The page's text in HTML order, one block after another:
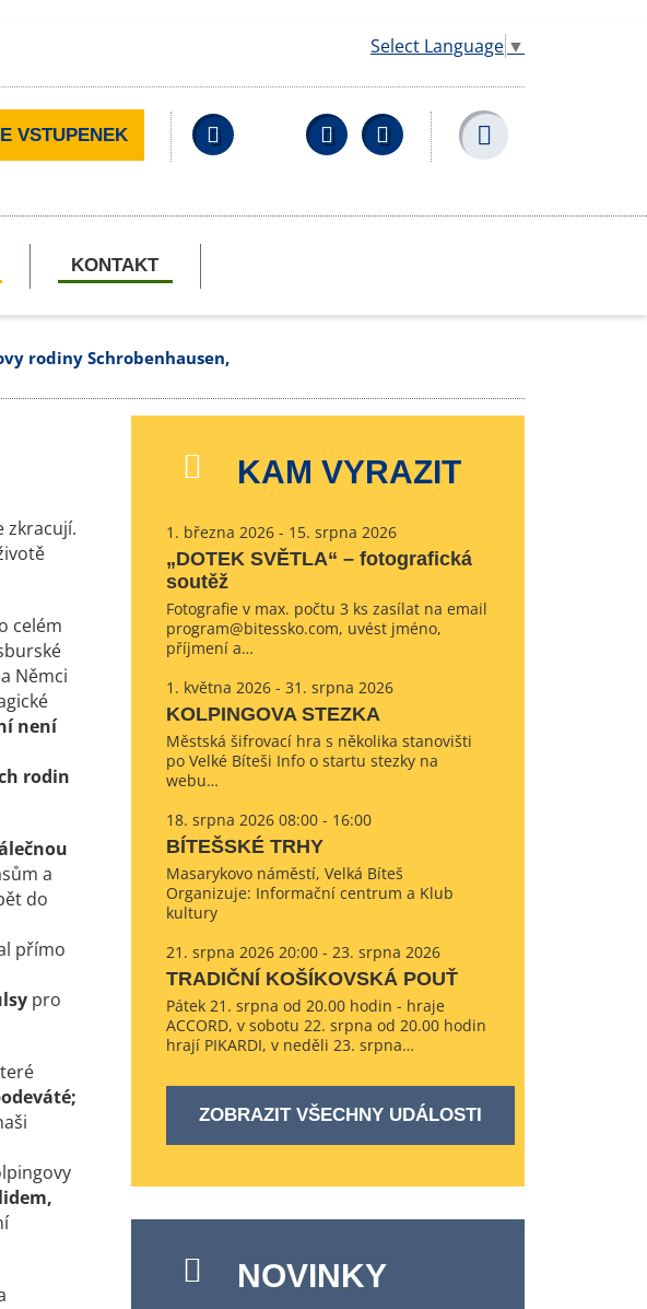
Select Language ▼
VSTUPENEK Facebook YouTubeWikipedia
KONTAKT
rodiny Schrobenhausen,
zkracují.
celém
Němci
není
rodin
a
do
přímo
pro
KAM VYRAZIT
1. března 2026 - 15. srpna 2026
„DOTEK SVĚTLA“ – fotografická
soutěž
Fotografie v max. počtu 3 ks zasílat na email
program@bitessko.com, uvést jméno,
příjmení a…
1. května 2026 - 31. srpna 2026
KOLPINGOVA STEZKA
Městská šifrovací hra s několika stanovišti
po Velké Bíteši Info o startu stezky na
webu…
18. srpna 2026 08:00 - 16:00
BÍTEŠSKÉ TRHY
Masarykovo náměstí, Velká Bíteš
Organizuje: Informační centrum a Klub
kultury
21. srpna 2026 20:00 - 23. srpna 2026
TRADIČNÍ KOŠÍKOVSKÁ POUŤ
Pátek 21. srpna od 20.00 hodin - hraje
ACCORD, v sobotu 22. srpna od 20.00 hodin
hrají PIKARDI, v neděli 23. srpna…
ZOBRAZIT VŠECHNY UDÁLOSTI
NOVINKY